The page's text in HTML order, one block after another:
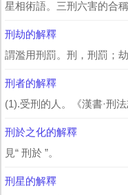
刑劫的解釋
刑者的解釋
刑於之化的解釋
見“ 刑於 ”。
刑星的解釋